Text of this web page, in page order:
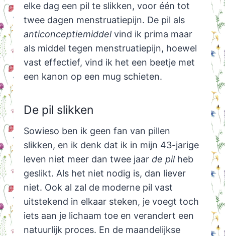
elke dag een pil te slikken, voor één tot
twee dagen menstruatiepijn. De pil als
anticonceptiemiddelvind ik prima maar
als middel tegen menstruatiepijn, hoewel
vast effectief, vind ik het een beetje met
een kanon op een mug schieten.
De pil slikken
Sowieso ben ik geen fan van pillen
slikken, en ik denk dat ik in mijn 43-jarige
leven niet meer dan twee jaarde pilheb
geslikt. Als het niet nodig is, dan liever
niet. Ook al zal de moderne pil vast
uitstekend in elkaar steken, je voegt toch
iets aan je lichaam toe en verandert een
natuurlijk proces. En de maandelijkse